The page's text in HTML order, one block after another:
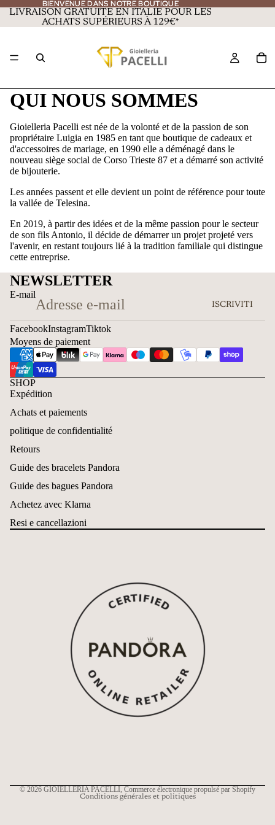
BIENVENUE DANS NOTRE BOUTIQUE
BIENVENUE DANS NOTRE BOUTIQUE
LIVRAISON GRATUITE EN ITALIE POUR LES
ACHATS SUPÉRIEURS À 129€*
QUI NOUS SOMMES
Gioielleria Pacelli est née de la volonté et de la passion de son
propriétaire Luigia en 1985 en tant que boutique de cadeaux et
d'accessoires de mariage, en 1990 elle a déménagé dans le
nouveau siège social de Corso Trieste 87 et a démarré son activité
de bijouterie.
Les années passent et elle devient un point de référence pour toute
la vallée de Telesina.
En 2019, à partir des idées et de la même passion pour le secteur
de son fils Antonio, il décide de démarrer un projet projeté vers
l'avenir, en restant toujours lié à la tradition familiale qui distingue
cette entreprise.
NEWSLETTER
E-mail
ISCRIVITI
FacebookInstagramTiktok
Moyens de paiement
SHOP
Expédition
Achats et paiements
politique de confidentialité
Retours
Guide des bracelets Pandora
Guide des bagues Pandora
Achetez avec Klarna
Resi e cancellazioni
© 2026 GIOIELLERIA PACELLI , Commerce électronique propulsé par Shopify
Conditions générales et politiques
Politique de remboursement